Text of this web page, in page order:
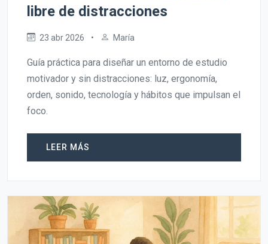
libre de distracciones
23 abr 2026 • María
Guía práctica para diseñar un entorno de estudio
motivador y sin distracciones: luz, ergonomía,
orden, sonido, tecnología y hábitos que impulsan el
foco.
LEER MÁS